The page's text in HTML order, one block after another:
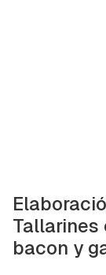
Tallarines
bacon y